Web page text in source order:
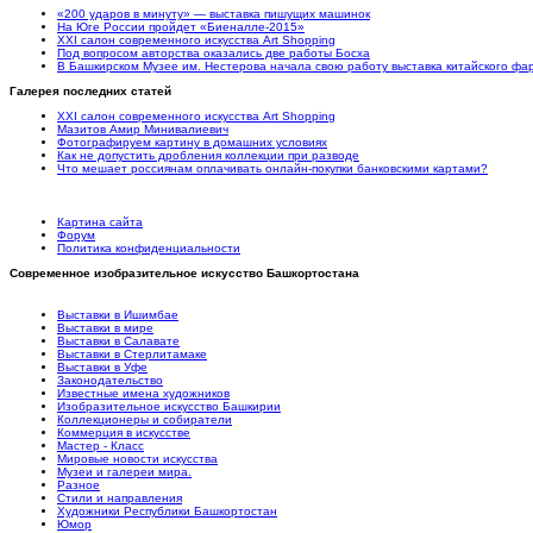
«200 ударов в минуту» — выставка пишущих машинок
На Юге России пройдет «Биеналле-2015»
XXI салон современного искусства Art Shopping
Под вопросом авторства оказались две работы Босха
В Башкирском Музее им. Нестерова начала свою работу выставка китайского
Галерея последних статей
XXI салон современного искусства Art Shopping
Мазитов Амир Минивалиевич
Фотографируем картину в домашних условиях
Как не допустить дробления коллекции при разводе
Что мешает россиянам оплачивать онлайн-покупки банковскими картами?
Картина сайта
Форум
Политика конфиденциальности
Современное изобразительное искусство Башкортостана
Выставки в Ишимбае
Выставки в мире
Выставки в Салавате
Выставки в Стерлитамаке
Выставки в Уфе
Законодательство
Известные имена художников
Изобразительное искусство Башкирии
Коллекционеры и собиратели
Коммерция в искусстве
Мастер - Класс
Мировые новости искусства
Музеи и галереи мира.
Разное
Стили и направления
Художники Республики Башкортостан
Юмор